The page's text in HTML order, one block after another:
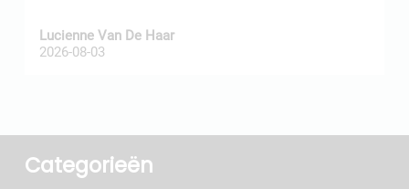
Lucienne Van De Haar
2026-08-03
Categorieën